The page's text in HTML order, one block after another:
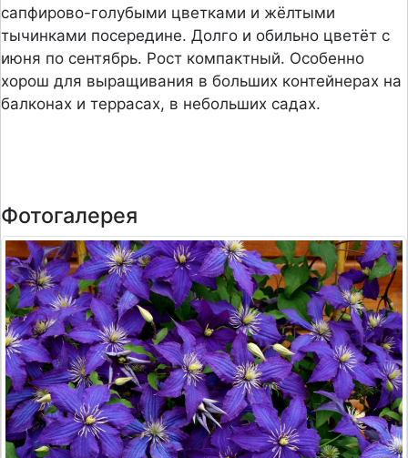
сапфирово-голубыми цветками и жёлтыми
тычинками посередине. Долго и обильно цветёт с
июня по сентябрь. Рост компактный. Особенно
хорош для выращивания в больших контейнерах на
балконах и террасах, в небольших садах.
Фотогалерея